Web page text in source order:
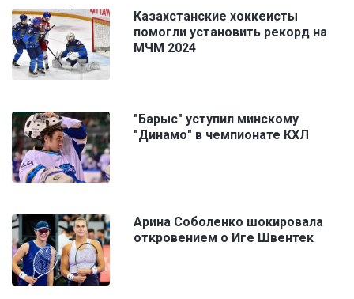
Казахстанские хоккеисты
помогли установить рекорд на
МЧМ 2024
"Барыс" уступил минскому
"Динамо" в чемпионате КХЛ
Арина Соболенко шокировала
откровением о Иге Швентек